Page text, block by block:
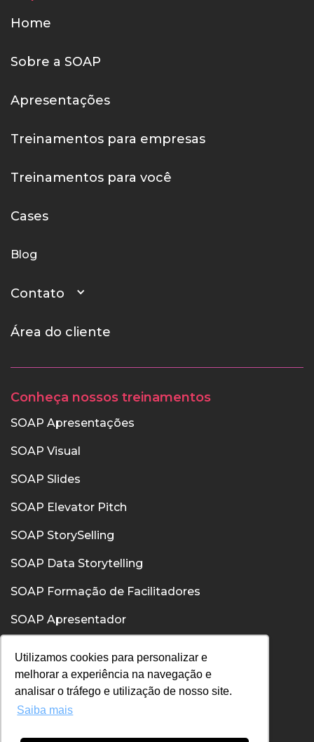
Utilizamos cookies para personalizar e
melhorar a experiência na navegação e
analisar o tráfego e utilização de nosso site.
Saiba mais
Home
Sobre a SOAP
Apresentações
Treinamentos para empresas
Treinamentos para você
Cases
Blog
Contato
Área do cliente
Conheça nossos treinamentos
SOAP Apresentações
SOAP Visual
SOAP Slides
SOAP Elevator Pitch
SOAP StorySelling
SOAP Data Storytelling
SOAP Formação de Facilitadores
SOAP Apresentador
SOAP Comunicação Interpessoal
Política de Privacidade